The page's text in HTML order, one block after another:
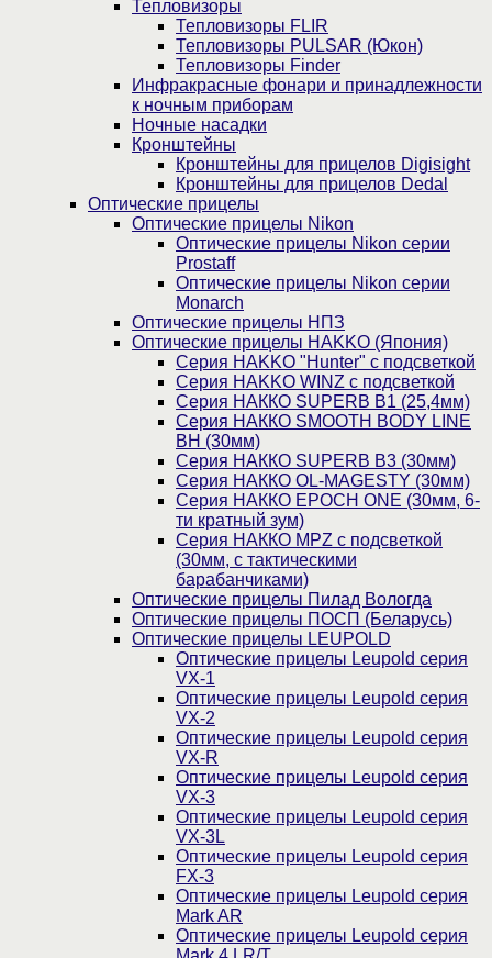
Тепловизоры
Тепловизоры FLIR
Тепловизоры PULSAR (Юкон)
Тепловизоры Finder
Инфракрасные фонари и принадлежности
к ночным приборам
Ночные насадки
Кронштейны
Кронштейны для прицелов Digisight
Кронштейны для прицелов Dedal
Оптические прицелы
Оптические прицелы Nikon
Оптические прицелы Nikon серии
Prostaff
Оптические прицелы Nikon серии
Monarch
Оптические прицелы НПЗ
Оптические прицелы HAKKO (Япония)
Cерия HAKKO "Hunter" с подсветкой
Серия НAKKO WINZ с подсветкой
Серия НАККО SUPERB B1 (25,4мм)
Серия НАККО SMOOTH BODY LINE
BH (30мм)
Серия НАККО SUPERB B3 (30мм)
Серия НАККО OL-MAGESTY (30мм)
Серия НАККО EPOCH ONE (30мм, 6-
ти кратный зум)
Серия НАККО MPZ с подсветкой
(30мм, c тактическими
барабанчиками)
Оптические прицелы Пилад Вологда
Оптические прицелы ПОСП (Беларусь)
Оптические прицелы LEUPOLD
Оптические прицелы Leupold серия
VX-1
Оптические прицелы Leupold серия
VX-2
Оптические прицелы Leupold серия
VX-R
Оптические прицелы Leupold серия
VX-3
Оптические прицелы Leupold серия
VX-3L
Оптические прицелы Leupold серия
FX-3
Оптические прицелы Leupold серия
Mark AR
Оптические прицелы Leupold серия